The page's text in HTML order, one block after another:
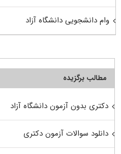
وام دانشجویی دانشگاه آزاد
مطالب برگزیده
دکتری بدون آزمون دانشگاه آزاد
دانلود سوالات آزمون دکتری